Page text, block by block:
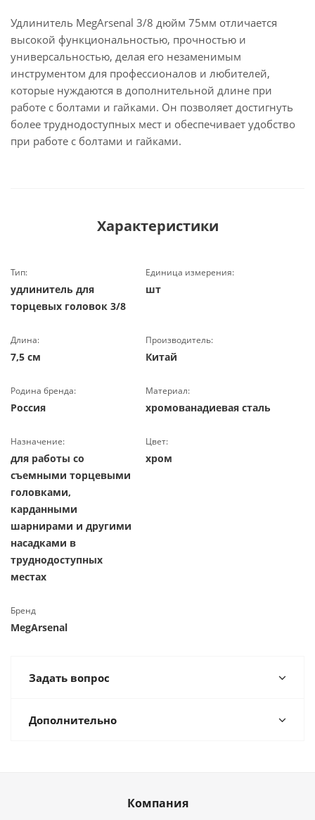
Удлинитель MegArsenal 3/8 дюйм 75мм отличается
высокой функциональностью, прочностью и
универсальностью, делая его незаменимым
инструментом для профессионалов и любителей,
которые нуждаются в дополнительной длине при
работе с болтами и гайками. Он позволяет достигнуть
более труднодоступных мест и обеспечивает удобство
при работе с болтами и гайками.
Характеристики
Тип:
удлинитель для
торцевых головок 3/8
Единица измерения:
шт
Длина:
7,5 см
Производитель:
Китай
Родина бренда:
Россия
Материал:
хромованадиевая сталь
Назначение:
для работы со
съемными торцевыми
головками,
карданными
шарнирами и другими
насадками в
труднодоступных
местах
Цвет:
хром
Бренд
MegArsenal
Задать вопрос
Дополнительно
Компания